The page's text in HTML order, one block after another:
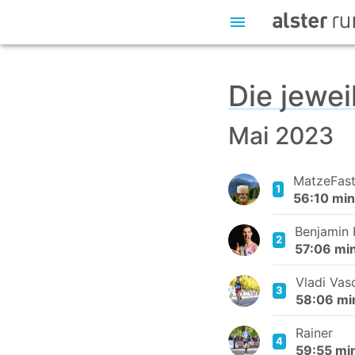
Die
Mai 2023
1
MatzeFast
56:10 min
2
Benjamin
57:06
3
Vladi
58:06
4
Rainer
59:55